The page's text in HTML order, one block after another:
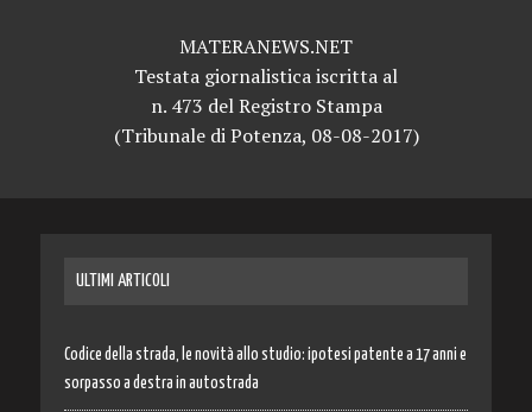
MATERANEWS.NET
Testata giornalistica iscritta al
n. 473 del Registro Stampa
(Tribunale di Potenza, 08-08-2017)
ULTIMI ARTICOLI
Codice della strada, le novità allo studio: ipotesi patente a 17 anni e
sorpasso a destra in autostrada